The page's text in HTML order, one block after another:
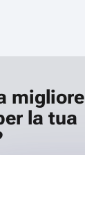
migliore
la tua